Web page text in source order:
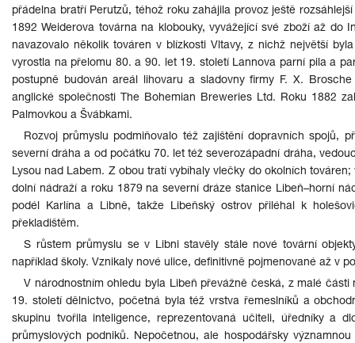
přádelna bratří Perutzů, téhož roku zahájila provoz ještě
1892 Weiderova továrna na klobouky, vyvážející své zboží až do
navazovalo několik továren v blízkosti Vltavy, z nichž největší
vyrostla na přelomu 80. a 90. let 19. století Lannova parní pila a
postupně budován areál lihovaru a sladovny firmy F. X.
anglické společnosti The Bohemian Breweries Ltd. Roku 1882
Palmovkou a Švábkami.
Rozvoj průmyslu podmiňovalo též zajištění dopravních spojů,
severní dráha a od počátku 70. let též severozápadní dráha,
Lysou nad Labem. Z obou tratí vybíhaly vlečky do okolních
dolní nádraží a roku 1879 na severní dráze stanice Libeň–horní
podél Karlína a Libně, takže Libeňský ostrov přiléhal k
překladištěm.
S růstem průmyslu se v Libni stavěly stále nové tovární
například školy. Vznikaly nové ulice, definitivně pojmenované až v
V národnostním ohledu byla Libeň převážně česká, z malé
19. století dělnictvo, početná byla též vrstva řemeslníků a
skupinu tvořila inteligence, reprezentovaná učiteli, úředníky a
průmyslových podniků. Nepočetnou, ale hospodářsky